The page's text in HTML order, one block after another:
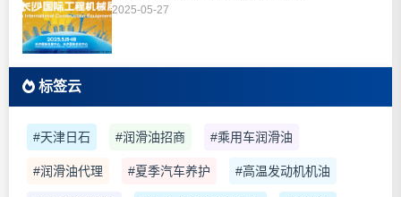
2025-05-27
标签云
#天津日石 #润滑油招商 #乘用车润滑油
#润滑油代理 #夏季汽车养护 #高温发动机机油